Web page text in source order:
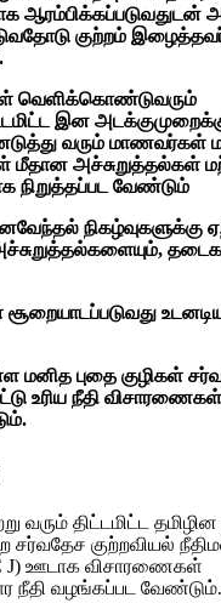
ஆரம்பிக்கப்படுவதுடன்
குற்றம்
வெளிக்கொண்டுவரும்
இன
வரும் மாணவர்கள்
மீதான அச்சுறுத்தல்கள்
நிறுத்தப்பட வேண்டும்
நிகழ்வுகளுக்கு
மனித புதை குழிகள்
உரிய நீதி
வரும் திட்டமிட்ட தமிழின
சர்வதேச குற்றவியல்
J) ஊடாக விசாரணைகள்
நீதி வழங்கப்பட வேண்டும்.